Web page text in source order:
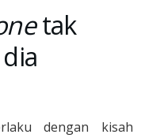
tak
dengan kisah